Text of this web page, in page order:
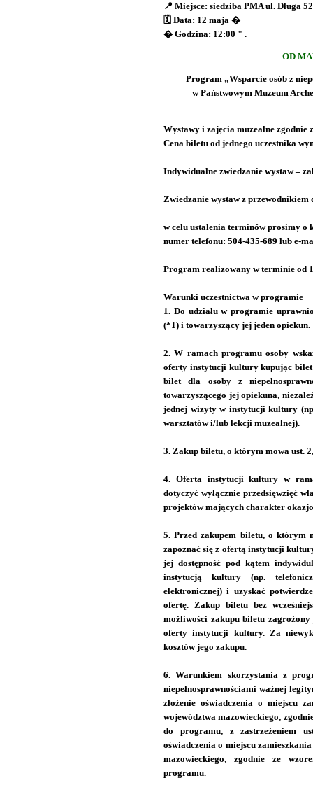
📍 Miejsce: siedziba PMA ul. Długa
🗓 Data: 12 maja �
� Godzina: 12:00 " .
OD
Program „Wsparcie osób z
w Państwowym Muzeum
Wystawy i zajęcia muzealne zgodnie
Cena biletu od jednego uczestnika
Indywidualne zwiedzanie wystaw –
Zwiedzanie wystaw z
w celu ustalenia terminów prosimy o
numer telefonu: 504-435-689 lub e-
Program realizowany w terminie od
Warunki uczestnictwa w programie
1. Do udziału w programie
(*1) i towarzyszący jej jeden opiekun.
2. W ramach programu osoby
oferty instytucji kultury kupując bilet
bilet dla osoby z
towarzyszącego jej opiekuna,
jednej wizyty w instytucji kultury
warsztatów i/lub lekcji muzealnej).
3. Zakup biletu, o którym mowa ust.
4. Oferta instytucji kultury w
dotyczyć wyłącznie przedsięwzięć
projektów mających charakter
5. Przed zakupem biletu, o którym
zapoznać się z ofertą instytucji
jej dostępność pod kątem
instytucją kultury (np.
elektronicznej) i uzyskać
ofertę. Zakup biletu bez
możliwości zakupu biletu
oferty instytucji kultury. Za
kosztów jego zakupu.
6. Warunkiem skorzystania z
niepełnosprawnościami ważnej
złożenie oświadczenia o miejscu
województwa mazowieckiego,
do programu, z zastrzeżeniem
oświadczenia o miejscu
mazowieckiego, zgodnie ze
programu.